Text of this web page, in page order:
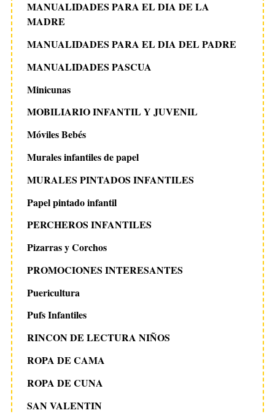
MANUALIDADES PARA EL DIA DE LA
MADRE
MANUALIDADES PARA EL DIA DEL PADRE
MANUALIDADES PASCUA
Minicunas
MOBILIARIO INFANTIL Y JUVENIL
Móviles Bebés
Murales infantiles de papel
MURALES PINTADOS INFANTILES
Papel pintado infantil
PERCHEROS INFANTILES
Pizarras y Corchos
PROMOCIONES INTERESANTES
Puericultura
Pufs Infantiles
RINCON DE LECTURA NIÑOS
ROPA DE CAMA
ROPA DE CUNA
SAN VALENTIN